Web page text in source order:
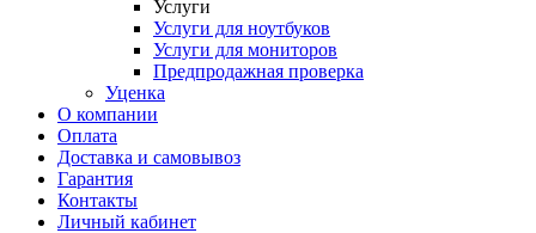
Услуги
Услуги для ноутбуков
Услуги для мониторов
Предпродажная проверка
Уценка
О компании
Оплата
Доставка и самовывоз
Гарантия
Контакты
Личный кабинет